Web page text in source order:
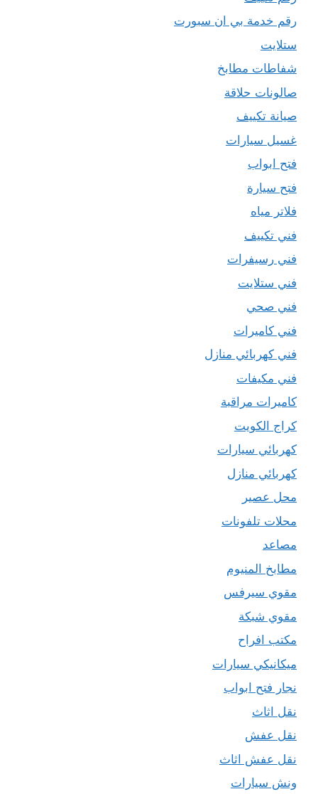
رقم خدمة بي ان سبورت
ستلايت
شفاطات مطابخ
صالونات حلاقة
صيانة تكييف
غسيل سيارات
فتح ابواب
فتح سيارة
فلاتر مياه
فني تكييف
فني رسيفرات
فني ستلايت
فني صحي
فني كاميرات
فني كهربائي منازل
فني مكيفات
كاميرات مراقبة
كراج الكويت
كهربائي سيارات
كهربائي منازل
محل عصير
محلات تلفونات
مصاعد
مطابخ المنيوم
مقوي سيرفس
مقوي شبكة
مكتب افراح
ميكانيكي سيارات
نجار فتح ابواب
نقل اثاث
نقل عفش
نقل عفش اثاث
ونش سيارات